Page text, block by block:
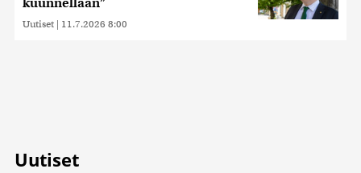
kuunnellaan”
Uutiset | 11.7.2026 8:00
Uutiset